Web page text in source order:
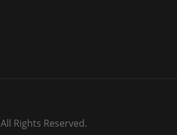
All Rights Reserved.